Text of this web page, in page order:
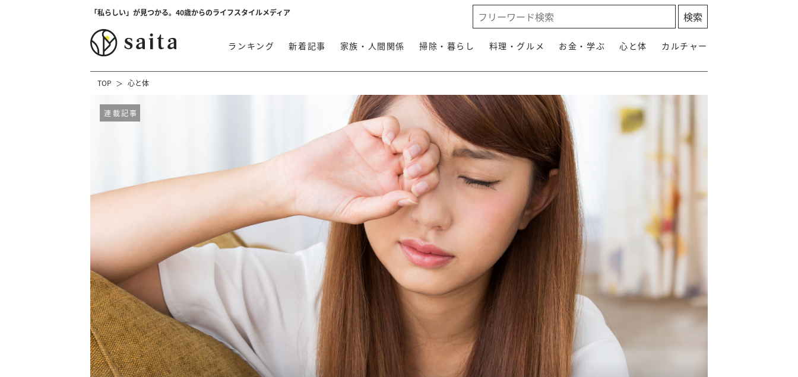
「私らしい」が見つかる。40歳からのライフスタイルメディア
ランキング 新着記事 家族・人間関係 掃除・暮らし 料理・グルメ お金・学ぶ 心と体 カルチャー
TOP 心と体
連載記事